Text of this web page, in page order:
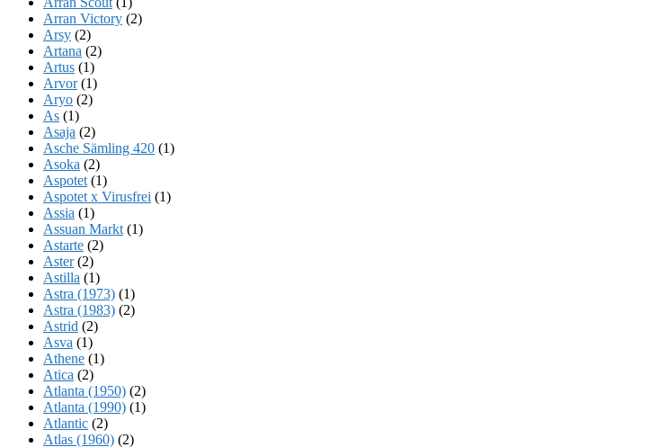
Arran Victory (2)
Arsy (2)
Artana (2)
Artus (1)
Arvor(1)
Aryo (2)
As (1)
Asaja (2)
Asche Sämling 420 (1)
Asoka (2)
Aspotet (1)
Aspotet x Virusfrei (1)
Assia (1)
Assuan Markt (1)
Astarte (2)
Aster(2)
Astilla (1)
Astra (1973) (1)
Astra (1983) (2)
Astrid (2)
Asva (1)
Athene (1)
Atica (2)
Atlanta (1950) (2)
Atlanta (1990) (1)
Atlantic (2)
Atlas (1960) (2)